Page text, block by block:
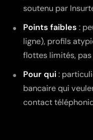
soutenu par
Points faibles :
ligne), profils
flottes limités,
Pour qui:
bancaire qui
contact